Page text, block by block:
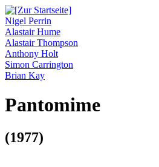
Nigel Perrin
Alastair Hume
Alastair Thompson
Anthony Holt
Simon Carrington
Brian Kay
Pantomime
(1977)